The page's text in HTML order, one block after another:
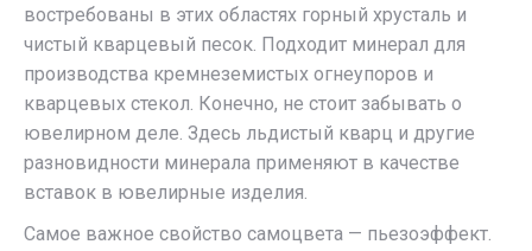
востребованы в этих областях горный хрусталь и
чистый кварцевый песок. Подходит минерал для
производства кремнеземистых огнеупоров и
кварцевых стекол. Конечно, не стоит забывать о
ювелирном деле. Здесь льдистый кварц и другие
разновидности минерала применяют в качестве
вставок в ювелирные изделия.
Самое важное свойство самоцвета — пьезоэффект.